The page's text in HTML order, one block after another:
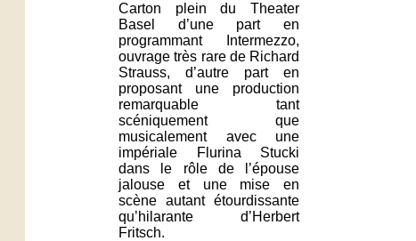
Carton plein du Theater
Basel d’une part en
programmant Intermezzo,
ouvrage très rare de Richard
Strauss, d’autre part en
proposant une production
remarquable tant
scéniquement que
musicalement avec une
impériale Flurina Stucki
dans le rôle de l’épouse
jalouse et une mise en
scène autant étourdissante
qu’hilarante d’Herbert
Fritsch.